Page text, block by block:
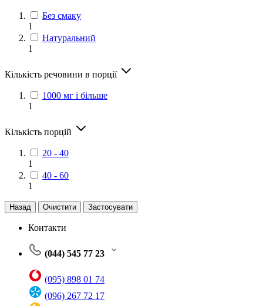
Без смаку
1
Натуральний
1
Кількість речовини в порції
1000 мг і більше
1
Кількість порцій
20 - 40
1
40 - 60
1
Назад Очистити Застосувати
Контакти
(044) 545 77 23
(095) 898 01 74
(096) 267 72 17